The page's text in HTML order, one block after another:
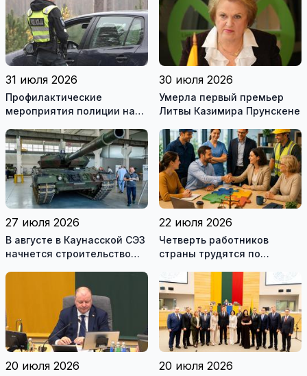
литературы
31 июля 2026
Профилактические
мероприятия полиции на
30 июля 2026
Умерла первый премьер
Литвы Казимира Прунскене
27 июля 2026
В августе в Каунасской СЭЗ
начнется строительство
22 июля 2026
Четверть работников
страны трудятся по
это выгодно и
сотрудникам, и
работодателям
20 июля 2026 20 июля 2026